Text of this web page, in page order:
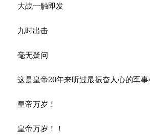
大战一触即发
九时出击
毫无疑问
这是皇帝20年来听过最振奋人心的军事
皇帝万岁！
皇帝万岁！！